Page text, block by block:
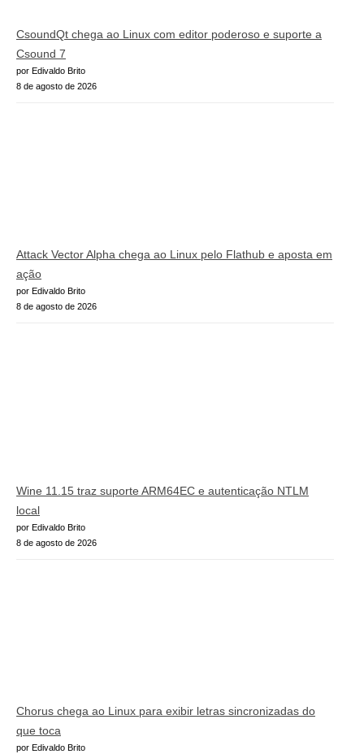
CsoundQt chega ao Linux com editor poderoso e suporte a
Csound 7
por Edivaldo Brito
8 de agosto de 2026
Attack Vector Alpha chega ao Linux pelo Flathub e aposta em
ação
por Edivaldo Brito
8 de agosto de 2026
Wine 11.15 traz suporte ARM64EC e autenticação NTLM
local
por Edivaldo Brito
8 de agosto de 2026
Chorus chega ao Linux para exibir letras sincronizadas do
que toca
por Edivaldo Brito